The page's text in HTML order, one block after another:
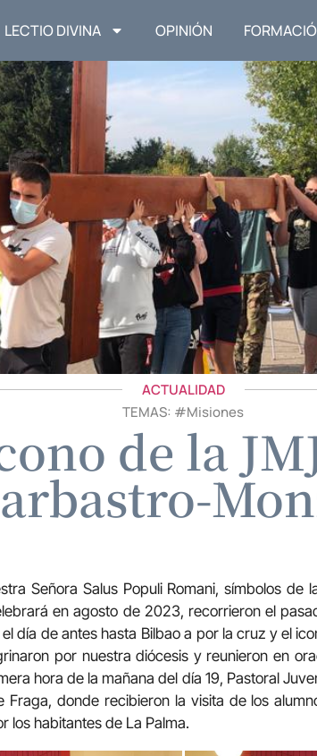
LECTIO DIVINA OPINIÓN
ACTUALIDAD
TEMAS: #Misiones
de la
Señora Salus Populi Romani, símbolos de
en agosto de 2023, recorrieron el
día de antes hasta Bilbao a por la cruz y el
por nuestra diócesis y reunieron en
hora de la mañana del día 19, Pastoral
Fraga, donde recibieron la visita de los
los habitantes de La Palma.